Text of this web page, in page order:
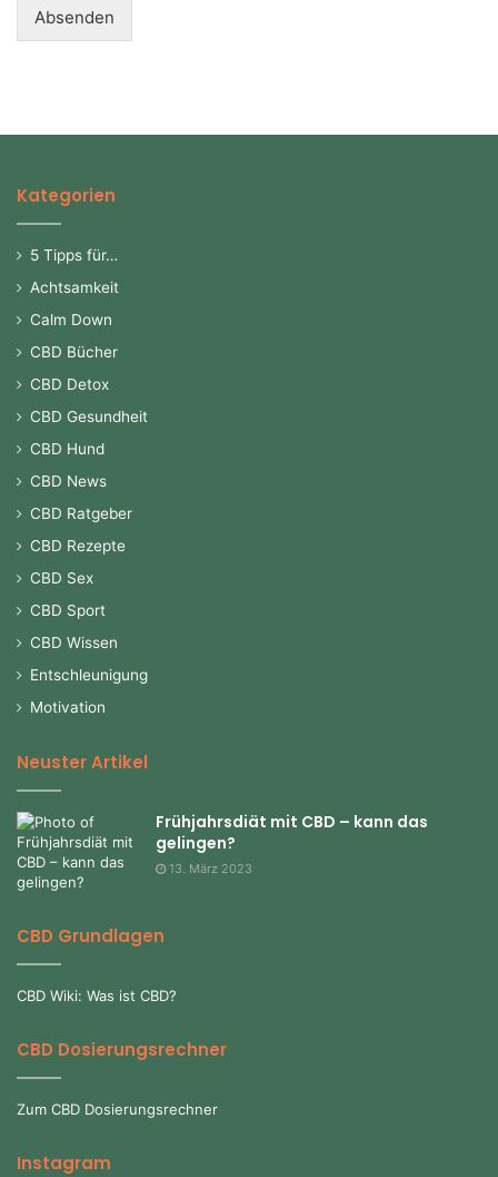
Absenden
Kategorien
5 Tipps für…
Achtsamkeit
Calm Down
CBD Bücher
CBD Detox
CBD Gesundheit
CBD Hund
CBD News
CBD Ratgeber
CBD Rezepte
CBD Sex
CBD Sport
CBD Wissen
Entschleunigung
Motivation
Neuster Artikel
Frühjahrsdiät mit CBD – kann das
gelingen?
13. März 2023
CBD Grundlagen
CBD Wiki: Was ist CBD?
CBD Dosierungsrechner
Zum CBD Dosierungsrechner
Instagram